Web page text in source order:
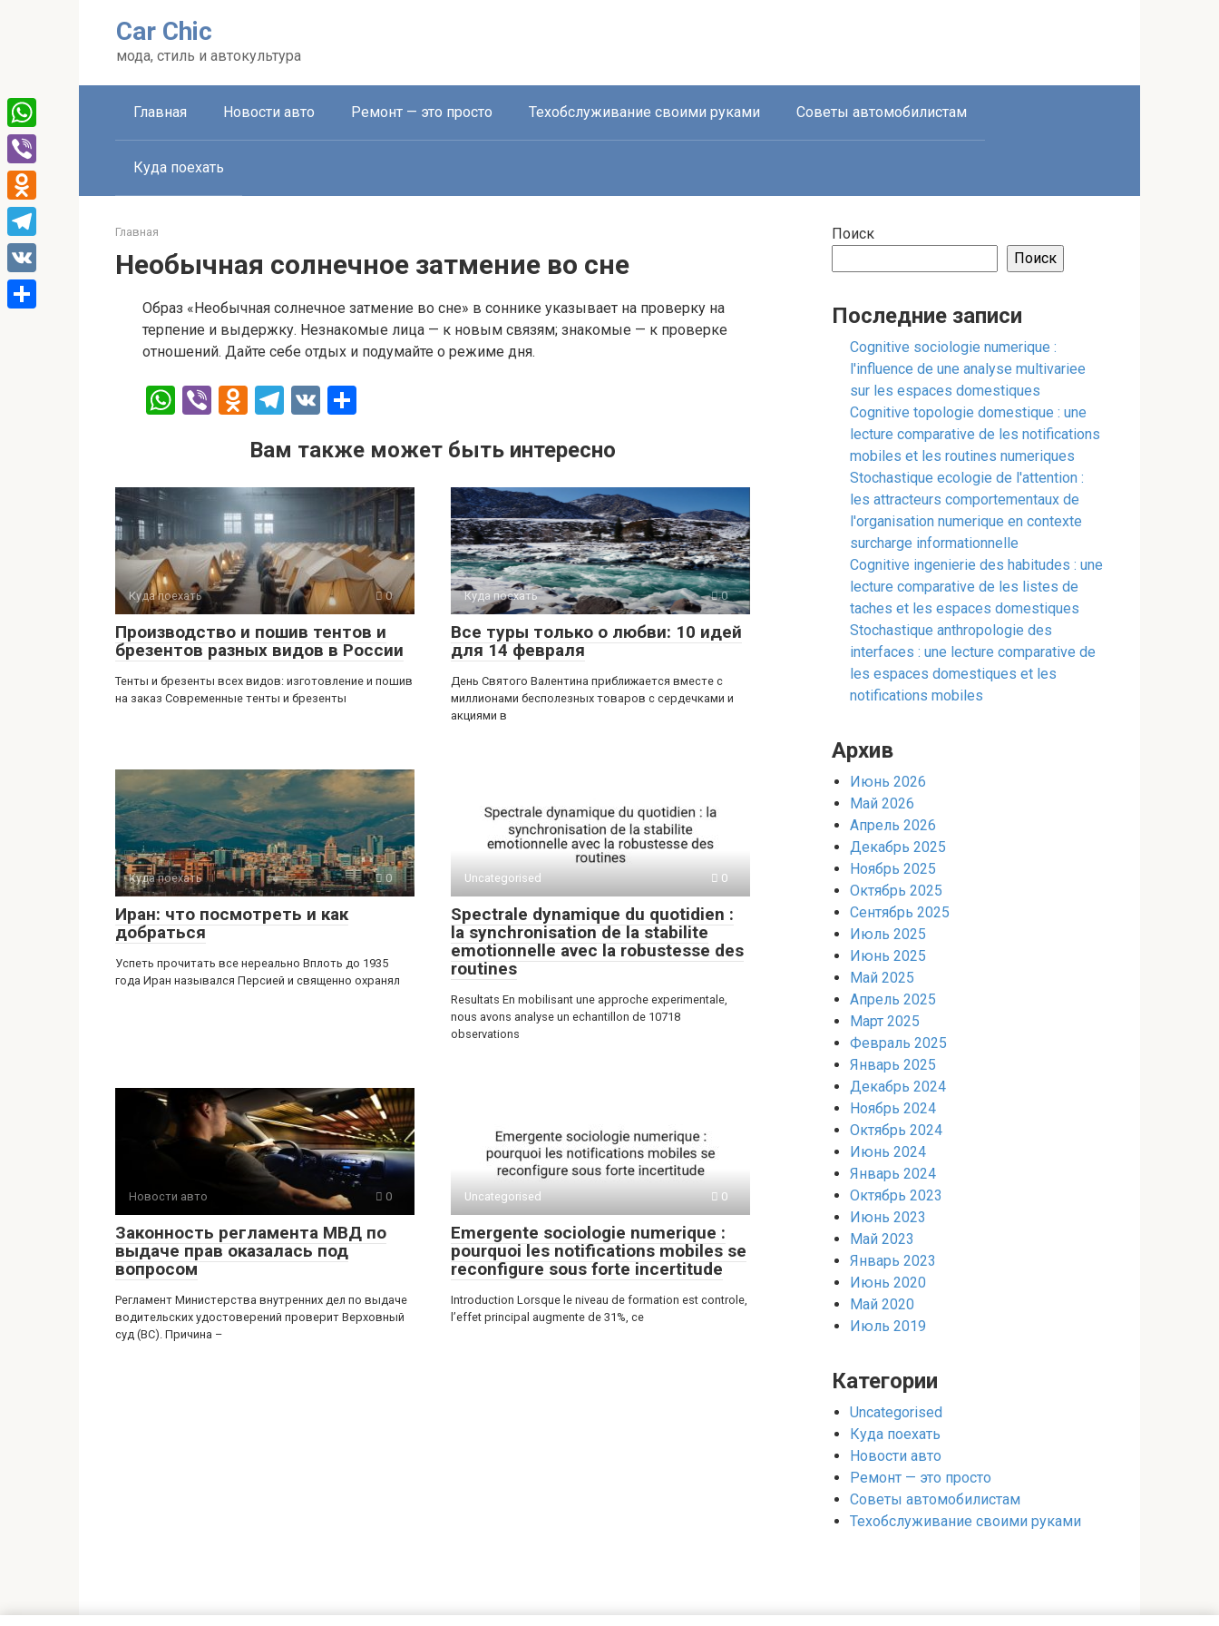
Car Chic
мода, стиль и автокультура
Главная Новости авто Ремонт — это просто Техобслуживание своими руками Советы автомобилистам
Куда поехать
Главная
Необычная солнечное затмение во сне
Образ «Необычная солнечное затмение во сне» в соннике указывает на проверку на
терпение и выдержку. Незнакомые лица — к новым связям; знакомые — к проверке
отношений. Дайте себе отдых и подумайте о режиме дня.
W
s
p
p
Vi O
n
o
kl
a
ss
ni
ki
T
e
gr
m
V
п
р
а
в
и
ть
Вам также может быть интересно
Куда поехать 0
Производство и пошив тентов и
брезентов разных видов в России
Тенты и брезенты всех видов: изготовление и пошив
на заказ Современные тенты и брезенты
Куда поехать 0
Все туры только о любви: 10 идей
для 14 февраля
День Святого Валентина приближается вместе с
миллионами бесполезных товаров с сердечками и
акциями в
Куда поехать 0
Иран: что посмотреть и как
добраться
Успеть прочитать все нереально Вплоть до 1935
года Иран назывался Персией и священно охранял
Uncategorised 0
Spectrale dynamique du quotidien :
la synchronisation de la stabilite
emotionnelle avec la robustesse des
routines
Resultats En mobilisant une approche experimentale,
nous avons analyse un echantillon de 10718
observations
Новости авто 0
Законность регламента МВД по
выдаче прав оказалась под
вопросом
Регламент Министерства внутренних дел по выдаче
водительских удостоверений проверит Верховный
суд (ВС). Причина –
Uncategorised 0
Emergente sociologie numerique :
pourquoi les notifications mobiles se
reconfigure sous forte incertitude
Introduction Lorsque le niveau de formation est controle,
l’effet principal augmente de 31%, ce
Поиск
Поиск
Последние записи
Cognitive sociologie numerique :
l'influence de une analyse multivariee
sur les espaces domestiques
Cognitive topologie domestique : une
lecture comparative de les notifications
mobiles et les routines numeriques
Stochastique ecologie de l'attention :
les attracteurs comportementaux de
l'organisation numerique en contexte
surcharge informationnelle
Cognitive ingenierie des habitudes : une
lecture comparative de les listes de
taches et les espaces domestiques
Stochastique anthropologie des
interfaces : une lecture comparative de
les espaces domestiques et les
notifications mobiles
Архив
Июнь 2026
Май 2026
Апрель 2026
Декабрь 2025
Ноябрь 2025
Октябрь 2025
Сентябрь 2025
Июль 2025
Июнь 2025
Май 2025
Апрель 2025
Март 2025
Февраль 2025
Январь 2025
Декабрь 2024
Ноябрь 2024
Октябрь 2024
Июнь 2024
Январь 2024
Октябрь 2023
Июнь 2023
Май 2023
Январь 2023
Июнь 2020
Май 2020
Июль 2019
Категории
Uncategorised
Куда поехать
Новости авто
Ремонт — это просто
Советы автомобилистам
Техобслуживание своими руками
WhatsApp
Viber
Odnoklassniki
Telegram
VK